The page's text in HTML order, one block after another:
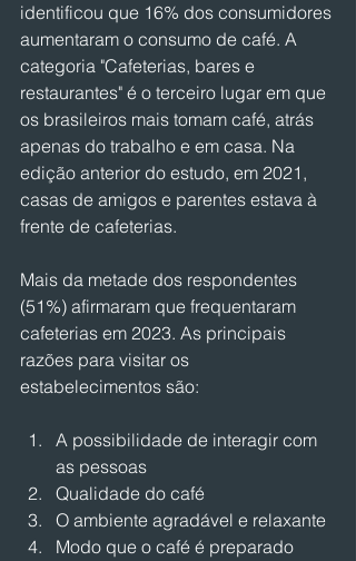
identificou que 16% dos consumidores
aumentaram o consumo de café. A
categoria "Cafeterias, bares e
restaurantes" é o terceiro lugar em que
os brasileiros mais tomam café, atrás
apenas do trabalho e em casa. Na
edição anterior do estudo, em 2021,
casas de amigos e parentes estava à
frente de cafeterias.
Mais da metade dos respondentes
(51%) afirmaram que frequentaram
cafeterias em 2023. As principais
razões para visitar os
estabelecimentos são:
A possibilidade de interagir com
as pessoas
Qualidade do café
O ambiente agradável e relaxante
Modo que o café é preparado